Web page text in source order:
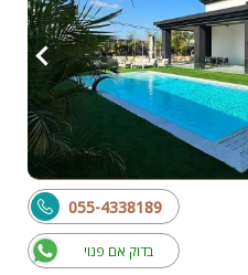
בדוק אם פנוי
055-4338189